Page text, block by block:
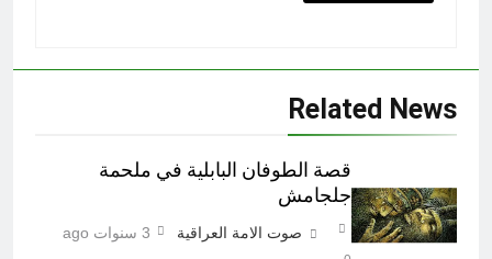
Related News
قصة الطوفان البابلية في ملحمة
جلجامش
صوت الامة العراقية 3 سنوات ago